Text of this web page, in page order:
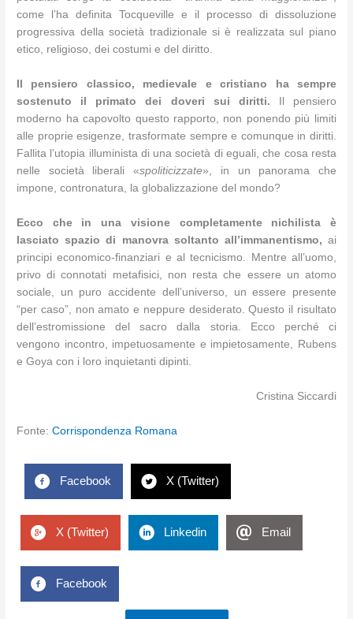
come l’ha definita Tocqueville e il processo di dissoluzione
progressiva della società tradizionale si è realizzata sul piano
etico, religioso, dei costumi e del diritto.
Il pensiero classico, medievale e cristiano ha sempre
sostenuto il primato dei doveri sui diritti. Il pensiero
moderno ha capovolto questo rapporto, non ponendo più limiti
alle proprie esigenze, trasformate sempre e comunque in diritti.
Fallita l’utopia illuminista di una società di eguali, che cosa resta
nelle società liberali «spoliticizzate», in un panorama che
impone, contronatura, la globalizzazione del mondo?
Ecco che in una visione completamente nichilista è
lasciato spazio di manovra soltanto all’immanentismo, ai
principi economico-finanziari e al tecnicismo. Mentre all’uomo,
privo di connotati metafisici, non resta che essere un atomo
sociale, un puro accidente dell’universo, un essere presente
“per caso”, non amato e neppure desiderato. Questo il risultato
dell’estromissione del sacro dalla storia. Ecco perché ci
vengono incontro, impetuosamente e impietosamente, Rubens
e Goya con i loro inquietanti dipinti.
Cristina Siccardi
Fonte:Corrispondenza Romana
Facebook X (Twitter)
X (Twitter) Linkedin Email
Facebook